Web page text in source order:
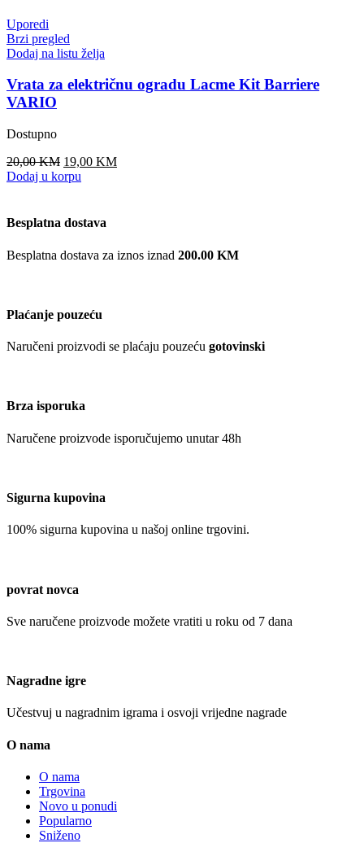
Uporedi
Brzi pregled
Dodaj na listu želja
Vrata za električnu ogradu Lacme Kit Barriere
VARIO
Dostupno
20,00KM Original
price
19,00 KMCurrent
Dodaj u korpu
Besplatna dostava
Besplatna dostava za iznos iznad 200.00 KM
Plaćanje pouzeću
Naručeni proizvodi se plaćaju pouzeću gotovinski
Brza isporuka
Naručene proizvode isporučujemo unutar 48h
Sigurna kupovina
100% sigurna kupovina u našoj online trgovini.
povrat novca
Sve naručene proizvode možete vratiti u roku od 7 dana
Nagradne igre
Učestvuj u nagradnim igrama i osvoji vrijedne nagrade
O nama
O nama
Trgovina
Novo u ponudi
Popularno
Sniženo